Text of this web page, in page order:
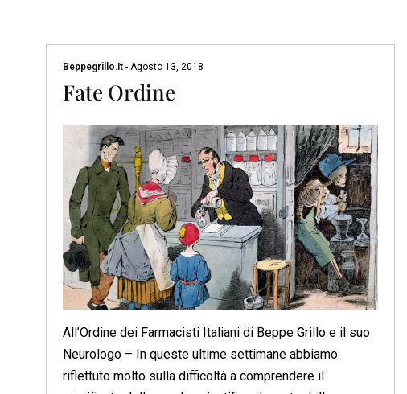
Beppegrillo.it - Agosto 13, 2018
Fate Ordine
All’Ordine dei Farmacisti Italiani di Beppe Grillo e il suo
Neurologo – In queste ultime settimane abbiamo
riflettuto molto sulla difficoltà a comprendere il